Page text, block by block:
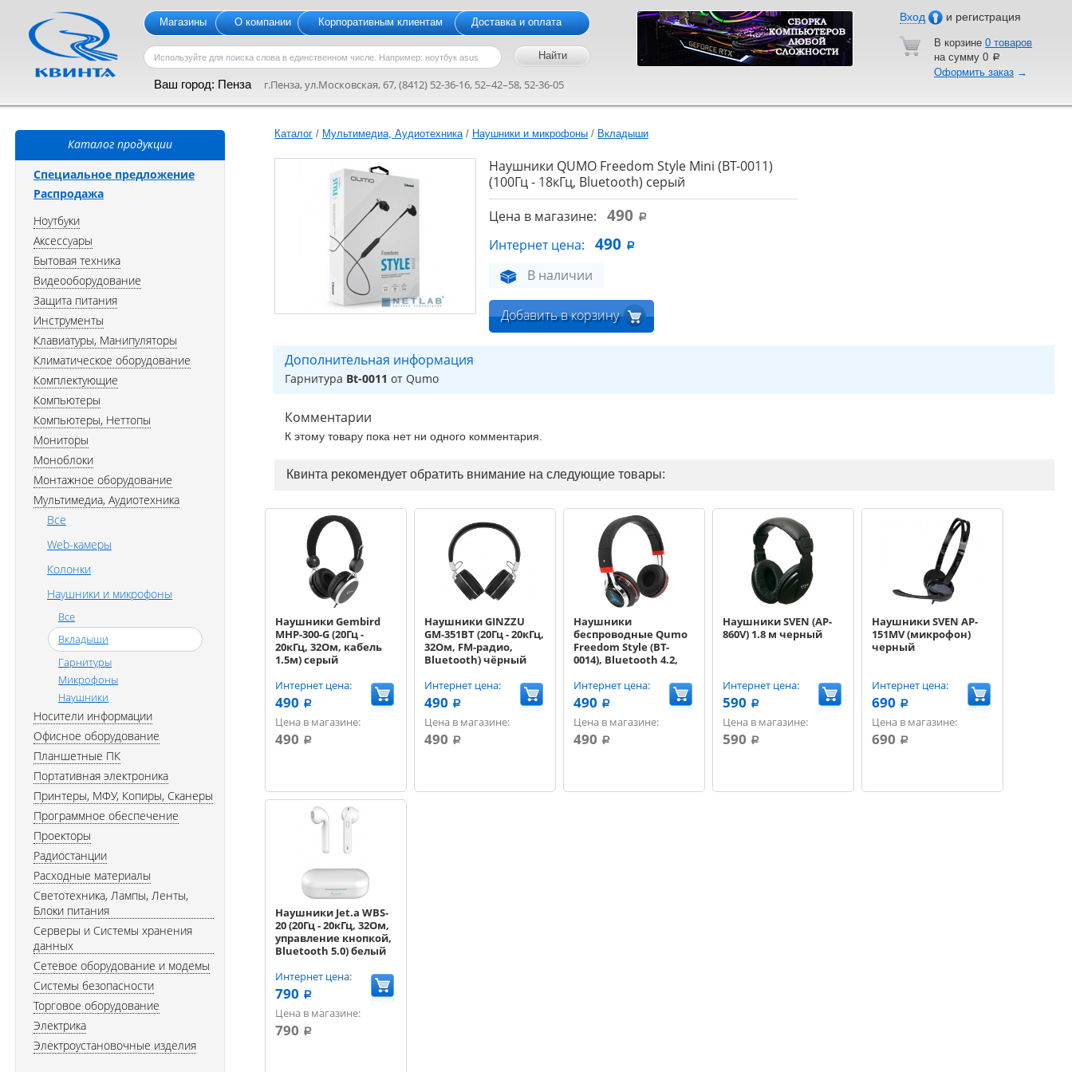
Вход и регистрация
В корзине 0 товаров
на сумму 0 a
Оформить заказ →
Магазины О компании Корпоративным клиентам Доставка и оплата
Ваш город: Пенза г.Пенза, ул.Московская, 67, (8412) 52-36-16, 52–42–58, 52-36-05
Каталог / Мультимедиа, Аудиотехника/ Наушники и микрофоны / Вкладыши
Наушники QUMO Freedom Style Mini (BT-0011)
(100Гц - 18кГц, Bluetooth) серый
Цена в магазине:
490 a
Интернет цена: 490 a
В наличии
Добавить в корзину
Дополнительная информация
Гарнитура Bt-0011 от Qumo
Комментарии
К этому товару пока нет ни одного комментария.
Квинта рекомендует обратить внимание на следующие товары:
Наушники Gembird
MHP-300-G (20Гц -
20кГц, 32Ом, кабель
1.5м) серый
Интернет цена:
490 a
Цена в магазине:
490 a
Наушники GINZZU
GM-351BT (20Гц - 20кГц,
32Ом, FM-радио,
Bluetooth) чёрный
Интернет цена:
490 a
Цена в магазине:
490 a
Наушники
беспроводные Qumo
Freedom Style (BT-
0014), Bluetooth 4.2,
режиме разговора,
подсветка чашек,
воспроизведение с SD
карт[21780]
Интернет цена:
490 a
Цена в магазине:
490 a
Наушники SVEN (AP-
860V) 1.8 м черный
Интернет цена:
590 a
Цена в магазине:
590 a
Наушники SVEN AP-
151MV (микрофон)
черный
Интернет цена:
690 a
Цена в магазине:
690 a
Наушники Jet.a WBS-
20 (20Гц - 20кГц, 32Ом,
управление кнопкой,
Bluetooth 5.0) белый
Интернет цена:
790 a
Цена в магазине:
790 a
Каталог продукции
Специальное предложение
Распродажа
Ноутбуки
Аксессуары
Бытовая техника
Видеооборудование
Защита питания
Инструменты
Клавиатуры, Манипуляторы
Климатическое оборудование
Комплектующие
Компьютеры
Компьютеры, Неттопы
Мониторы
Моноблоки
Монтажное оборудование
Мультимедиа, Аудиотехника
Все
Web-камеры
Колонки
Наушники и микрофоны
Все
Вкладыши
Гарнитуры
Микрофоны
Наушники
Носители информации
Офисное оборудование
Планшетные ПК
Портативная электроника
Принтеры, МФУ, Копиры, Сканеры
Программное обеспечение
Проекторы
Радиостанции
Расходные материалы
Светотехника, Лампы, Ленты,
Блоки питания
Серверы и Системы хранения
данных
Сетевое оборудование и модемы
Системы безопасности
Торговое оборудование
Электрика
Электроустановочные изделия